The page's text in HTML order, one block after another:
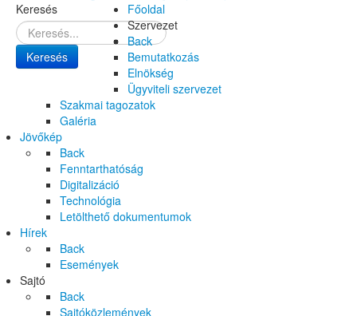
Keresés
Keresés
Főoldal
Szervezet
Back
Bemutatkozás
Elnökség
Ügyviteli szervezet
Szakmai tagozatok
Galéria
Jövőkép
Back
Fenntarthatóság
Digitalizáció
Technológia
Letölthető dokumentumok
Hírek
Back
Események
Sajtó
Back
Sajtóközlemények